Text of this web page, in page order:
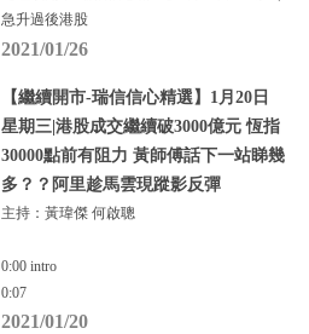
急升過後港股
2021/01/26
【繼續開市-瑞信信心精選】1月20日
星期三|港股成交繼續破3000億元 恆指
30000點前有阻力 黃師傅話下一站睇幾
多？？阿里趁馬雲現蹤影反彈
主持：黃瑋傑 何啟聰
0:00 intro
0:07
2021/01/20